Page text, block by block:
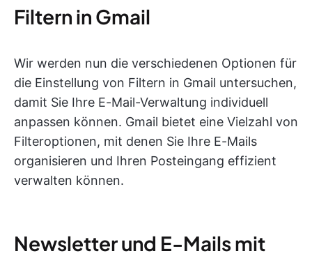
Filtern in Gmail
Wir werden nun die verschiedenen Optionen für
die Einstellung von Filtern in Gmail untersuchen,
damit Sie Ihre E-Mail-Verwaltung individuell
anpassen können. Gmail bietet eine Vielzahl von
Filteroptionen, mit denen Sie Ihre E-Mails
organisieren und Ihren Posteingang effizient
verwalten können.
Newsletter und E-Mails mit